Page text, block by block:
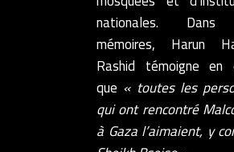
nationales.
mémoires, Harun
Rashid témoigne en
que « toutes les
qui ont rencontré
à Gaza l’aimaient, y